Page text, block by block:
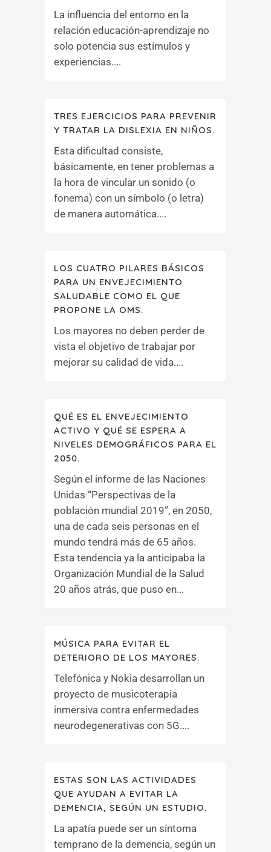
La influencia del entorno en la
relación educación-aprendizaje no
solo potencia sus estímulos y
experiencias....
TRES EJERCICIOS PARA PREVENIR
Y TRATAR LA DISLEXIA EN NIÑOS.
Esta dificultad consiste,
básicamente, en tener problemas a
la hora de vincular un sonido (o
fonema) con un símbolo (o letra)
de manera automática....
LOS CUATRO PILARES BÁSICOS
PARA UN ENVEJECIMIENTO
SALUDABLE COMO EL QUE
PROPONE LA OMS.
Los mayores no deben perder de
vista el objetivo de trabajar por
mejorar su calidad de vida....
QUÉ ES EL ENVEJECIMIENTO
ACTIVO Y QUÉ SE ESPERA A
NIVELES DEMOGRÁFICOS PARA EL
2050.
Según el informe de las Naciones
Unidas “Perspectivas de la
población mundial 2019”, en 2050,
una de cada seis personas en el
mundo tendrá más de 65 años.
Esta tendencia ya la anticipaba la
Organización Mundial de la Salud
20 años atrás, que puso en...
MÚSICA PARA EVITAR EL
DETERIORO DE LOS MAYORES.
Telefónica y Nokia desarrollan un
proyecto de musicoterapia
inmersiva contra enfermedades
neurodegenerativas con 5G....
ESTAS SON LAS ACTIVIDADES
QUE AYUDAN A EVITAR LA
DEMENCIA, SEGÚN UN ESTUDIO.
La apatía puede ser un síntoma
temprano de la demencia, según un